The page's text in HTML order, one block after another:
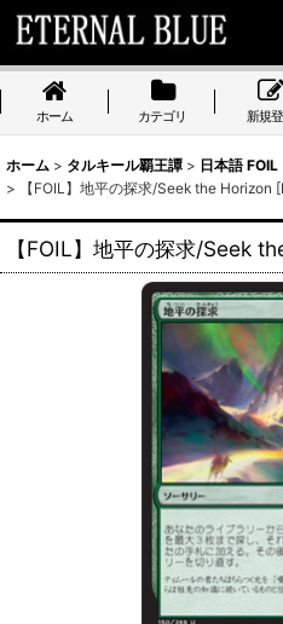
ホーム カテゴリ 新規
ホーム > タルキール覇王譚 > 日本語
>
【FOIL】地平の探求/Seek the Horizon
【FOIL】地平の探求/Seek